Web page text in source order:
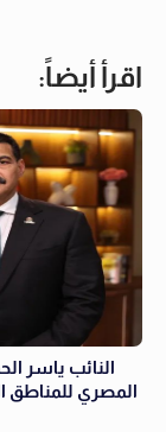
اقرأ أيضاً:
النائب ياسر
المصري للمناطق